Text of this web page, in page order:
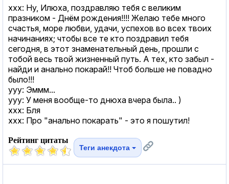
xxx: Ну, Илюха, поздравляю тебя с великим
празником - Днём рождения!!!! Желаю тебе много
счастья, море любви, удачи, успехов во всех твоих
начинаниях; чтобы все те кто поздравил тебя
сегодня, в этот знаменательный день, прошли с
тобой весь твой жизненный путь. А тех, кто забыл -
найди и анально покарай!! Чтоб больше не повадно
было!!!
yyy: Эммм...
yyy: У меня вообще-то днюха вчера была.. )
xxx: Бля
xxx: Про "анально покарать" - это я пошутил!
Рейтинг цитаты
Теги анекдота